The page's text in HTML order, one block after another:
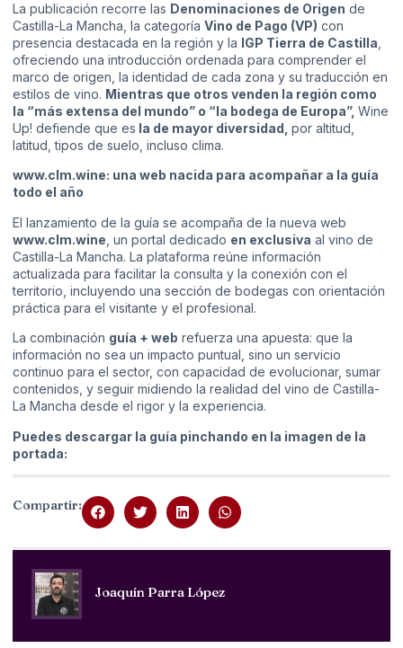
La publicación recorre las Denominaciones de Origen de
Castilla-La Mancha, la categoría Vino de Pago (VP) con
presencia destacada en la región y la IGP Tierra de Castilla
ofreciendo una introducción ordenada para comprender el
marco de origen, la identidad de cada zona y su traducción en
estilos de vino. Mientras que otros venden la región como
la “más extensa del mundo” o “la bodega de Europa”, Wine
Up! defiende que es la de mayor diversidad, por altitud,
latitud, tipos de suelo, incluso clima.
www.clm.wine: una web nacida para acompañar a la guía
todo el año
El lanzamiento de la guía se acompaña de la nueva web
www.clm.wine , un portal dedicado en exclusiva al vino de
Castilla-La Mancha. La plataforma reúne información
actualizada para facilitar la consulta y la conexión con el
territorio, incluyendo una sección de bodegas con orientación
práctica para el visitante y el profesional.
La combinación guía + web refuerza una apuesta: que la
información no sea un impacto puntual, sino un servicio
continuo para el sector, con capacidad de evolucionar, sumar
contenidos, y seguir midiendo la realidad del vino de Castilla-
La Mancha desde el rigor y la experiencia.
Puedes descargar la guía pinchando en la imagen de la
portada:
Compartir:
Joaquín Parra López